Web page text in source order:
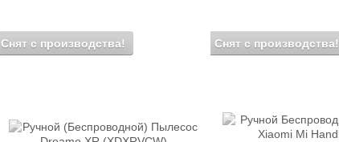
Снят с производства! Снят с производства!